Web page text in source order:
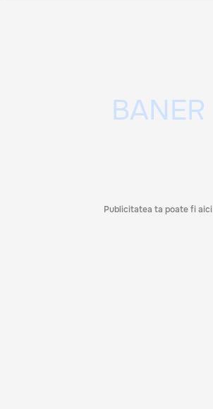
Publicitatea ta poate fi aici